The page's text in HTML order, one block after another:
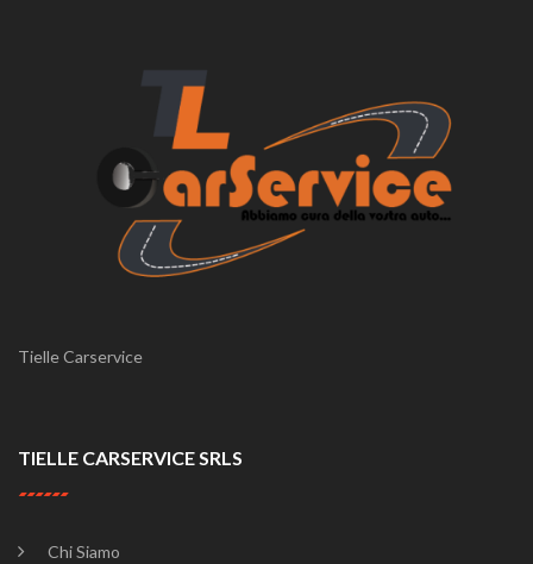
Tielle Carservice
TIELLE CARSERVICE SRLS
Chi Siamo